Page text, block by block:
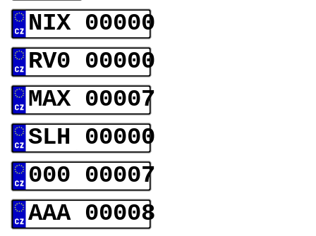
NIX 00000
RV0 00000
MAX 00007
SLH 00000
000 00007
AAA 00008